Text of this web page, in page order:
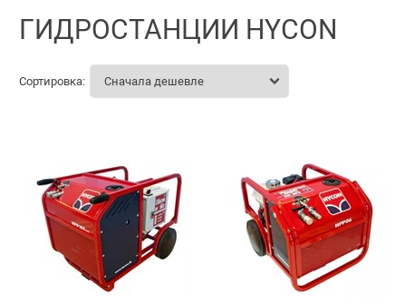
ГИДРОСТАНЦИИ HYCON
Сортировка: